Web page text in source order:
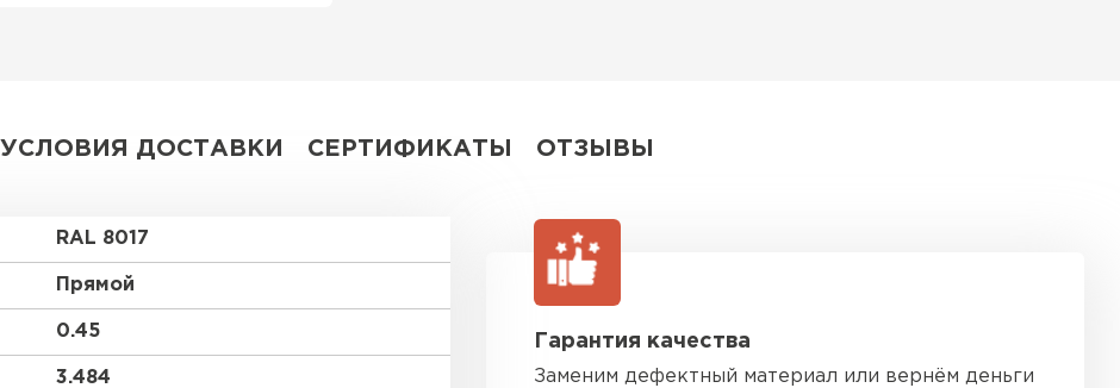
УСЛОВИЯ ДОСТАВКИ СЕРТИФИКАТЫ ОТЗЫВЫ
RAL 8017
Прямой
0.45
3.484
Гарантия качества
Заменим дефектный материал или вернём деньги